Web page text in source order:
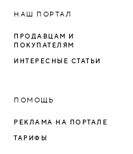
НАШ ПОРТАЛ
ПРОДАВЦАМ И
ПОКУПАТЕЛЯМ
ИНТЕРЕСНЫЕ СТАТЬИ
ПОМОЩЬ
РЕКЛАМА НА ПОРТАЛЕ
ТАРИФЫ